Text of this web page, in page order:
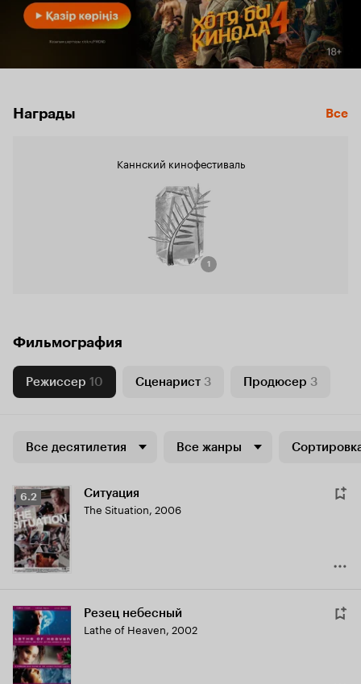
Награды Все
Каннский кинофестиваль
1
Фильмография
Режиссер 10 Сценарист 3 Продюсер 3
Все десятилетия Все жанры
Рейтинг
Кинопоиска
6.2
6.2 Ситуация
The Situation, 2006
Резец небесный
Lathe of Heaven, 2002